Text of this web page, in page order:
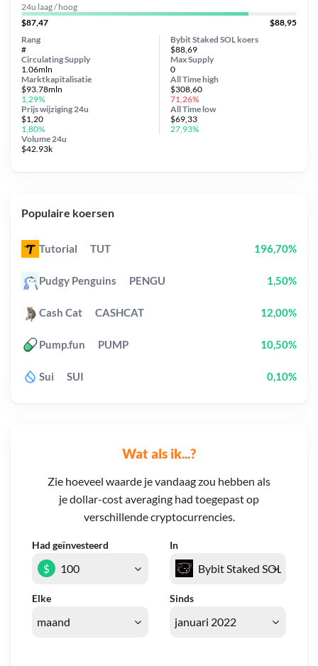
Wat als ik...?
Zie hoeveel waarde je vandaag zou hebben als
je dollar-cost averaging had toegepast op
verschillende cryptocurrencies.
Had geïnvesteerd In
Elke Sinds
$
24u laag / hoog
$87,47
$88,95
Bybit Staked SOL koers
$88,69
Circulating Supply
1.06mln
Prijs wijziging 24u
$1,20
1,80%
Max Supply
0
Marktkapitalisatie
$93.78mln
1,29%
Volume 24u
$42.93k
Rang
#
All Timehigh
$308,60
71,26%
All Time low
$69,33
27,93%
Populaire koersen
Tutorial TUT 196,70%
Pudgy Penguins PENGU 1,50%
Cash Cat CASHCAT 12,00%
Pump.fun PUMP 10,50%
Sui SUI 0,10%